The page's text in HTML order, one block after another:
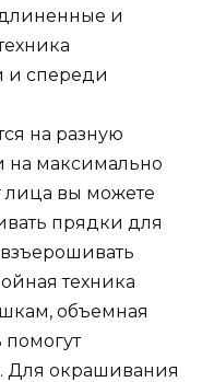
на разную
на максимально
лица вы можете
прядки для
техника
объемная
помогут
Для окрашивания